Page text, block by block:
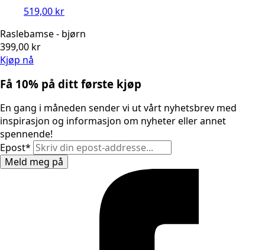
519,00 kr
Raslebamse - bjørn
399,00 kr
Kjøp nå
Få 10% på ditt første kjøp
En gang i måneden sender vi ut vårt nyhetsbrev med
inspirasjon og informasjon om nyheter eller annet
spennende!
Epost*
Meld meg på